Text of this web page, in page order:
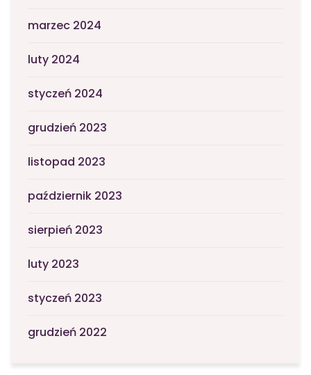
marzec 2024
luty 2024
styczeń 2024
grudzień 2023
listopad 2023
październik 2023
sierpień 2023
luty 2023
styczeń 2023
grudzień 2022